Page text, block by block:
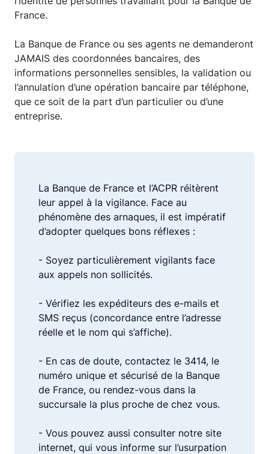
France.
La Banque de France ou ses agents ne demanderont
JAMAIS des coordonnées bancaires, des
informations personnelles sensibles, la validation ou
l’annulation d’une opération bancaire par téléphone,
que ce soit de la part d’un particulier ou d’une
entreprise.
La Banque de France et l’ACPR réitèrent
leur appel à la vigilance. Face au
phénomène des arnaques, il est impératif
d’adopter quelques bons réflexes :
- Soyez particulièrement vigilants face
aux appels non sollicités.
- Vérifiez les expéditeurs des e-mails et
SMS reçus (concordance entre l’adresse
réelle et le nom qui s’affiche).
- En cas de doute, contactez le 3414, le
numéro unique et sécurisé de la Banque
de France, ou rendez-vous dans la
succursale la plus proche de chez vous.
- Vous pouvez aussi consulter notre site
internet, qui vous informe sur l’usurpation